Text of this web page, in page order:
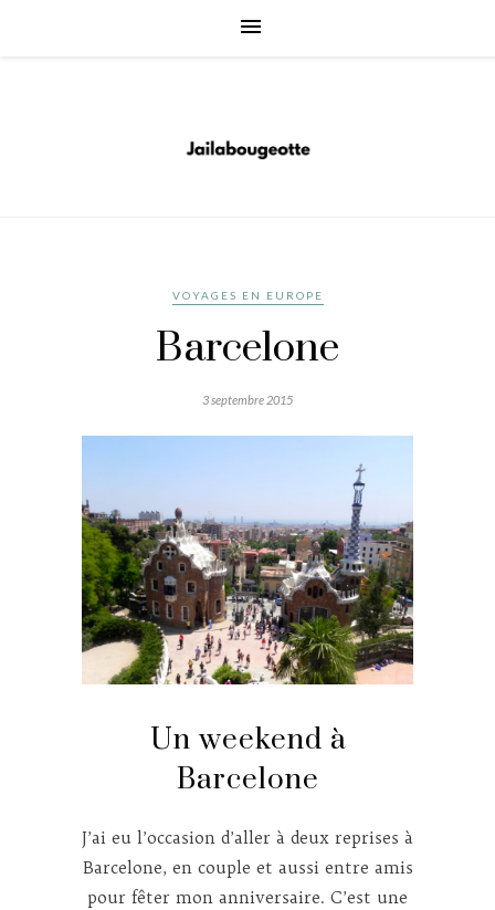
VOYAGES EN EUROPE
Barcelone
3 septembre 2015
Un weekend à
Barcelone
J’ai eu l’occasion d’aller à deux reprises à
Barcelone, en couple et aussi entre amis
pour fêter mon anniversaire. C’est une